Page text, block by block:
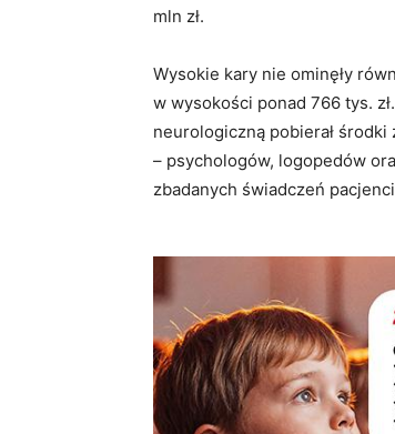
mln zł.
Wysokie kary nie ominęły
w wysokości ponad 766 tys.
neurologiczną pobierał
– psychologów, logopedów
zbadanych świadczeń